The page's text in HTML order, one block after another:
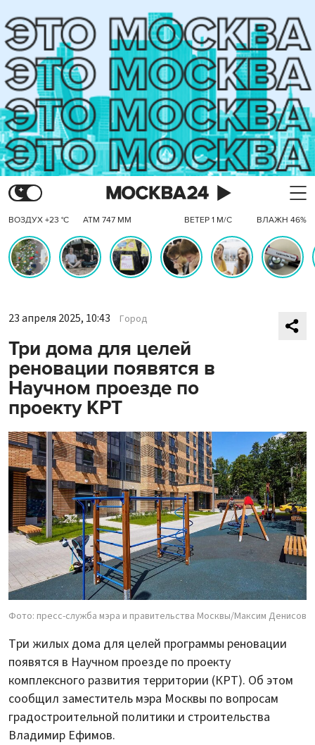
ВОЗДУХ +23 °C АТМ 747 ММ ВЕТЕР 1 М/С ВЛАЖН 46%
23 апреля 2025, 10:43 Город
Три дома для целей
реновации появятся в
Научном проезде по
проекту КРТ
Фото: пресс-служба мэра и правительства Москвы/Максим Денисов
Три жилых дома для целей программы реновации
появятся в Научном проезде по проекту
комплексного развития территории (КРТ). Об этом
сообщил заместитель мэра Москвы по вопросам
градостроительной политики и строительства
Владимир Ефимов.